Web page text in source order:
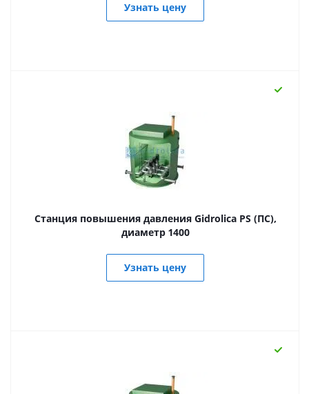
Узнать цену
Станция повышения давления Gidrolica PS (ПС),
диаметр 1400
Узнать цену